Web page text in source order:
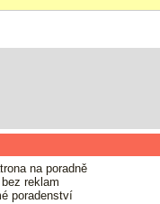
na poradně
reklam
poradenství